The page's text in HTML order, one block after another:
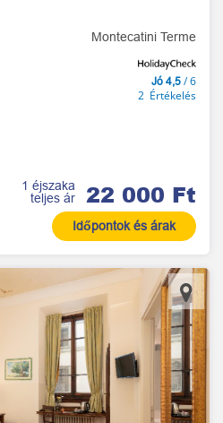
Montecatini Terme
Jó 4,5 / 6
2 Értékelés
1 éjszaka
teljes ár
22 000 Ft
Időpontok és árak